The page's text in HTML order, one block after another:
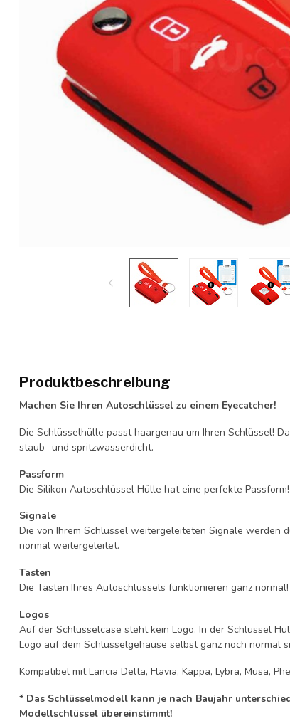
Produktbeschreibung
Machen Sie Ihren Autoschlüssel zu einem Eyecatcher!
Die Schlüsselhülle passt haargenau um Ihren Schlüssel!
staub- und spritzwasserdicht.
Passform
Die Silikon Autoschlüssel Hülle hat eine perfekte Passform!
Signale
Die von Ihrem Schlüssel weitergeleiteten Signale werden
normal weitergeleitet.
Tasten
Die Tasten Ihres Autoschlüssels funktionieren ganz
Logos
Auf der Schlüsselcase steht kein Logo. In der Schlüssel
Logo auf dem Schlüsselgehäuse selbst ganz noch normal
Kompatibel mit Lancia Delta, Flavia, Kappa, Lybra, Musa,
* Das Schlüsselmodell kann je nach Baujahr
Modellschlüssel übereinstimmt!